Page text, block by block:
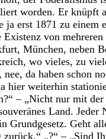
worden. Er knüpft
ja erst 1871 zu einem
Existenz von
München, neben
wo vieles, zu
nee, da haben schon
hier weiterhin
– „Nicht nur mit
Land. Jeder
Grundgesetz. Geht
„?“ – „Sind